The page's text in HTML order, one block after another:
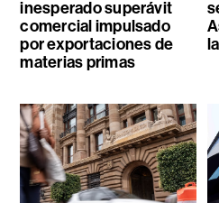
inesperado superávit
comercial impulsado
por exportaciones de
materias primas